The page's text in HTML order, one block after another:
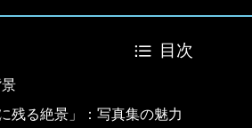
目次
残る絶景」：写真集の魅力